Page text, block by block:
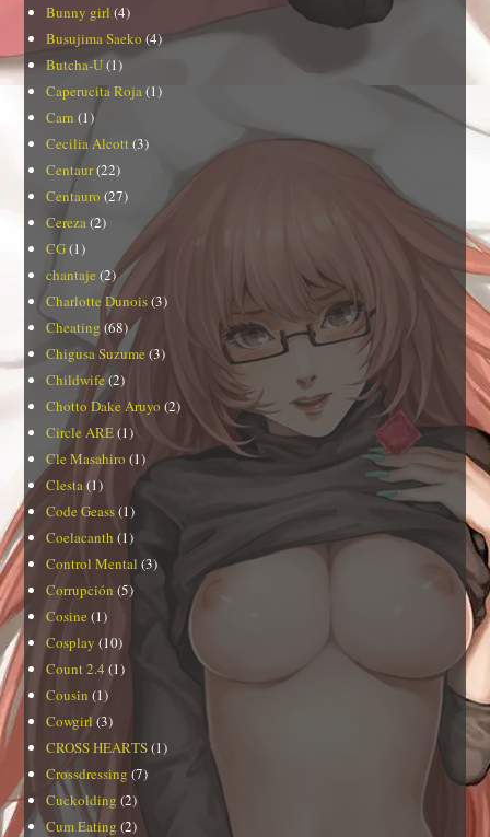
Bunny girl (4)
Busujima Saeko (4)
Butcha-U(1)
Caperucita Roja(1)
Carn (1)
Cecilia Alcott (3)
Centaur(22)
Centauro (27)
Cereza(2)
CG(1)
chantaje (2)
Charlotte Dunois(3)
Cheating (68)
Chigusa Suzume (3)
Childwife(2)
Chotto Dake Aruyo (2)
Circle ARE(1)
Cle Masahiro (1)
Clesta(1)
Code Geass(1)
Coelacanth (1)
Control Mental (3)
Corrupción (5)
Cosine (1)
Cosplay (10)
Count 2.4 (1)
Cousin (1)
Cowgirl (3)
CROSS HEARTS(1)
Crossdressing (7)
Cuckolding (2)
Cum Eating (2)